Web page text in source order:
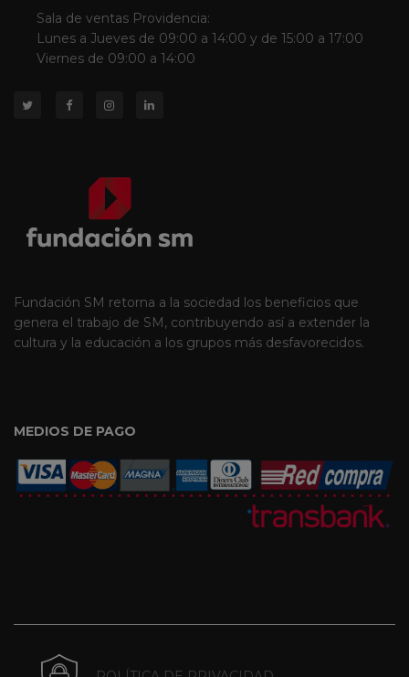
Sala de ventas Providencia:
Lunes a Jueves de 09:00 a 14:00 y de 15:00 a 17:00
Viernes de 09:00 a 14:00
Fundación SM retorna a la sociedad los beneficios que
genera el trabajo de SM, contribuyendo así a extender la
cultura y la educación a los grupos más desfavorecidos.
MEDIOS DE PAGO